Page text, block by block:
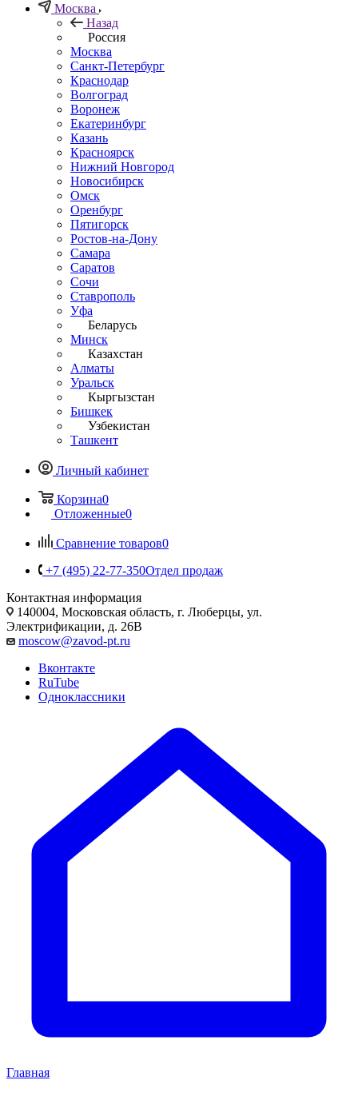
Москва
Назад
Россия
Москва
Санкт-Петербург
Краснодар
Волгоград
Воронеж
Екатеринбург
Казань
Красноярск
Нижний Новгород
Новосибирск
Омск
Оренбург
Пятигорск
Ростов-на-Дону
Самара
Саратов
Сочи
Ставрополь
Уфа
Беларусь
Минск
Казахстан
Алматы
Уральск
Кыргызстан
Бишкек
Узбекистан
Ташкент
Личный кабинет
Корзина0
Отложенные0
Сравнение товаров0
+7 (495) 22-77-350Отдел продаж
Контактная информация
140004, Московская область, г. Люберцы, ул.
Электрификации, д. 26В
moscow@zavod-pt.ru
Вконтакте
RuTube
Одноклассники
Главная